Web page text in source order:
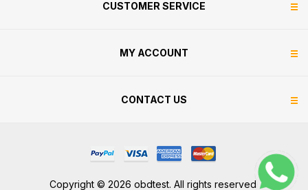
CUSTOMER SERVICE
MY ACCOUNT
CONTACT US
Copyright © 2026 obdtest. All rights reserved.